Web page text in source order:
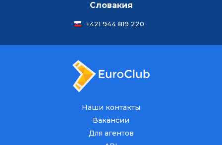
Словакия
+421 944 819 220
Наши контакты
Вакансии
Для агентов